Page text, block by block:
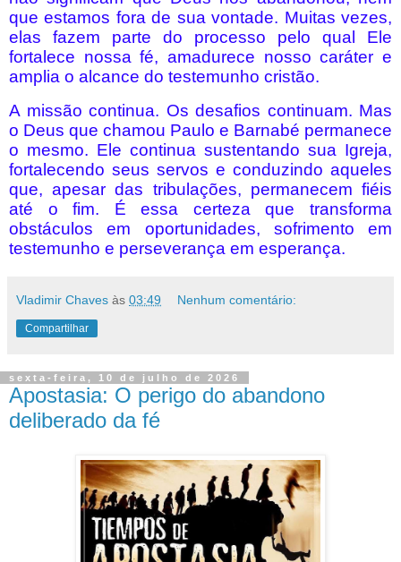
que estamos fora de sua vontade. Muitas vezes,
elas fazem parte do processo pelo qual Ele
fortalece nossa fé, amadurece nosso caráter e
amplia o alcance do testemunho cristão.
A missão continua. Os desafios continuam. Mas
o Deus que chamou Paulo e Barnabé permanece
o mesmo. Ele continua sustentando sua Igreja,
fortalecendo seus servos e conduzindo aqueles
que, apesar das tribulações, permanecem fiéis
até o fim. É essa certeza que transforma
obstáculos em oportunidades, sofrimento em
testemunho e perseverança em esperança.
Vladimir Chaves às 03:49 Nenhum comentário:
Compartilhar
sexta-feira, 10 de julho de 2026
Apostasia: O perigo do abandono
deliberado da fé